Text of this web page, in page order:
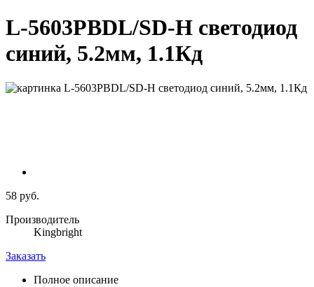
L-5603PBDL/SD-H светодиод
синий, 5.2мм, 1.1Кд
58 руб.
Производитель
Kingbright
Заказать
Полное описание